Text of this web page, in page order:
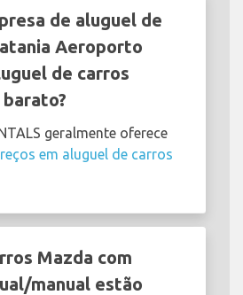
de aluguel de
Aeroporto
de carros
geralmente oferece
em aluguel de carros
Mazda com
manual estão